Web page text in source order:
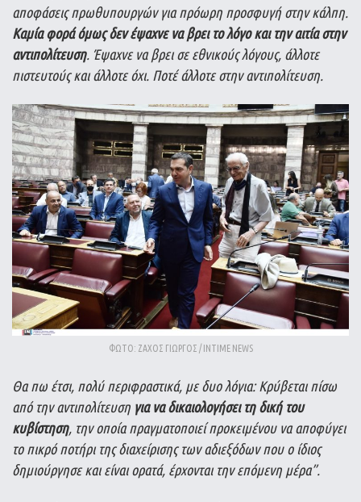
αποφάσεις πρωθυπουργών για πρόωρη προσφυγή στην κάλπη.
Καμία φορά όμως δεν έψαχνε να βρει το λόγο και την αιτία στην
αντιπολίτευση. Έψαχνε να βρει σε εθνικούς λόγους, άλλοτε
πιστευτούς και άλλοτε όχι. Ποτέ άλλοτε στην αντιπολίτευση.
ΦΩΤΟ: ΖΑΧΟΣ ΓΙΩΡΓΟΣ / INTIME NEWS
Θα πω έτσι, πολύ περιφραστικά, με δυο λόγια: Κρύβεται πίσω
από την αντιπολίτευση για να δικαιολογήσει τη δική του
κυβίστηση, την οποία πραγματοποιεί προκειμένου να αποφύγει
το πικρό ποτήρι της διαχείρισης των αδιεξόδων που ο ίδιος
δημιούργησε και είναι ορατά, έρχονται την επόμενη μέρα”.